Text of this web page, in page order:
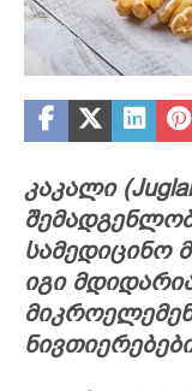
კაკალი
სამედიცინო
იგი